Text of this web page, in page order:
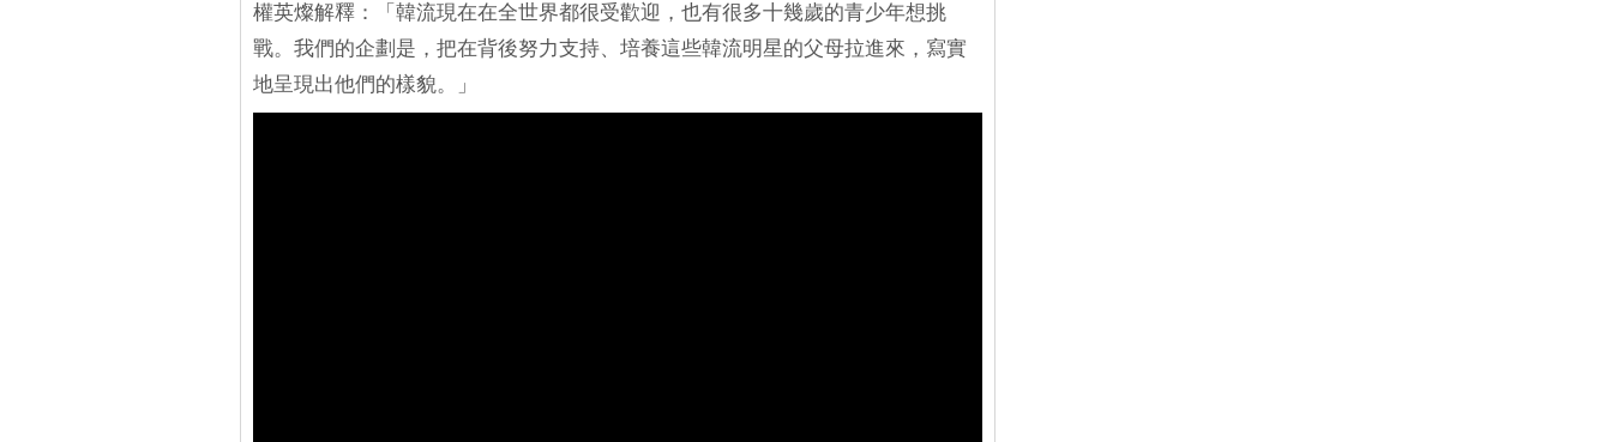
權英燦解釋：「韓流現在在全世界都很受歡迎，也有很多十幾歲的青少年想挑
戰。我們的企劃是，把在背後努力支持、培養這些韓流明星的父母拉進來，寫實
地呈現出他們的樣貌。」